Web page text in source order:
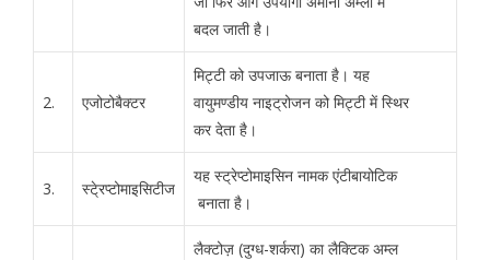
बदल जाती है।
2. एजोटोबैक्टर
मिट्टी को उपजाऊ बनाता है। यह
वायुमण्डीय नाइट्रोजन को मिट्टी में स्थिर
कर देता है।
3. स्टे्रप्टोमाइसिटीज
यह स्ट्रेप्टोमाइसिन नामक एंटीबायोटिक
बनाता है।
लैक्टोज़ (दुग्ध-शर्करा) का लैक्टिक अम्ल